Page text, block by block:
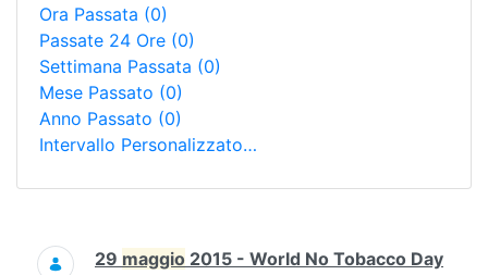
Ora Passata (0)
Passate 24 Ore (0)
Settimana Passata (0)
Mese Passato (0)
Anno Passato (0)
Intervallo Personalizzato…
Ricerca
29 maggio 2015 - World No Tobacco Day